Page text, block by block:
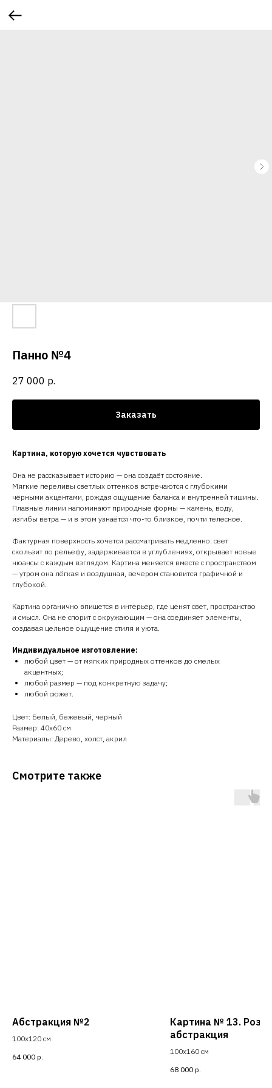
Панно №4
27 000 р.
Заказать
Картина, которую хочется чувствовать
Она не рассказывает историю — она создаёт состояние.
Мягкие переливы светлых оттенков встречаются с глубокими
чёрными акцентами, рождая ощущение баланса и внутренней тишины.
Плавные линии напоминают природные формы — камень, воду,
изгибы ветра — и в этом узнаётся что-то близкое, почти телесное.
Фактурная поверхность хочется рассматривать медленно: свет
скользит по рельефу, задерживается в углублениях, открывает новые
нюансы с каждым взглядом. Картина меняется вместе с пространством
— утром она лёгкая и воздушная, вечером становится графичной и
глубокой.
Картина органично впишется в интерьер, где ценят свет, пространство
и смысл. Она не спорит с окружающим — она соединяет элементы,
создавая цельное ощущение стиля и уюта.
Индивидуальное изготовление:
любой цвет — от мягких природных оттенков до смелых
акцентных;
любой размер — под конкретную задачу;
любой сюжет.
Цвет: Белый, бежевый, черный
Размер: 40х60 см
Материалы: Дерево, холст, акрил
Смотрите также
Абстракция №2
100х120 см
64 000 р.
Картина № 13.
абстракция
100х160 см
68 000 р.